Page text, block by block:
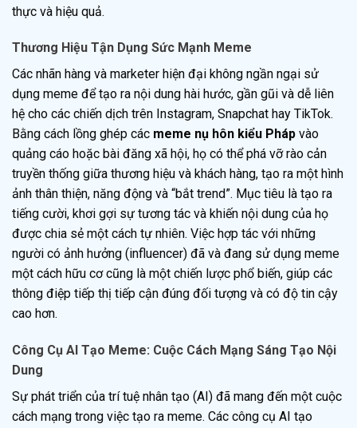
thực và hiệu quả.
Thương Hiệu Tận Dụng Sức Mạnh Meme
Các nhãn hàng và marketer hiện đại không ngần ngại sử
dụng meme để tạo ra nội dung hài hước, gần gũi và dễ liên
hệ cho các chiến dịch trên Instagram, Snapchat hay TikTok.
Bằng cách lồng ghép các meme nụ hôn kiểu Pháp vào
quảng cáo hoặc bài đăng xã hội, họ có thể phá vỡ rào cản
truyền thống giữa thương hiệu và khách hàng, tạo ra một hình
ảnh thân thiện, năng động và “bắt trend”. Mục tiêu là tạo ra
tiếng cười, khơi gợi sự tương tác và khiến nội dung của họ
được chia sẻ một cách tự nhiên. Việc hợp tác với những
người có ảnh hưởng (influencer) đã và đang sử dụng meme
một cách hữu cơ cũng là một chiến lược phổ biến, giúp các
thông điệp tiếp thị tiếp cận đúng đối tượng và có độ tin cậy
cao hơn.
Công Cụ AI Tạo Meme: Cuộc Cách Mạng Sáng Tạo Nội
Dung
Sự phát triển của trí tuệ nhân tạo (AI) đã mang đến một cuộc
cách mạng trong việc tạo ra meme. Các công cụ AI tạo